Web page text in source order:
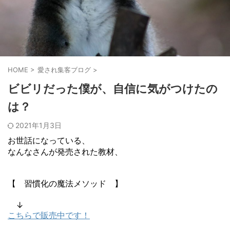
HOME > 愛され集客ブログ >
ビビリだった僕が、自信に気がつけたの
は？
2021年1月3日
お世話になっている、
なんなさんが発売された教材、
【 習慣化の魔法メソッド 】
↓
こちらで販売中です！